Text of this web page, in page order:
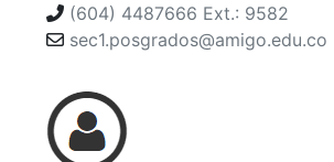
(604) 4487666 Ext.: 9582
sec1.posgrados@amigo.edu.co